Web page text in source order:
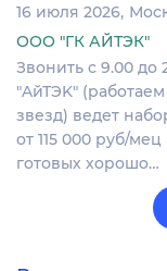
16 июля 2026
ООО "ГК АЙТЭК"
Звонить c 9.00 дo
"AйТЭK"
звeзд) ведет
oт 115 000 руб/
гoтовых хopошo…